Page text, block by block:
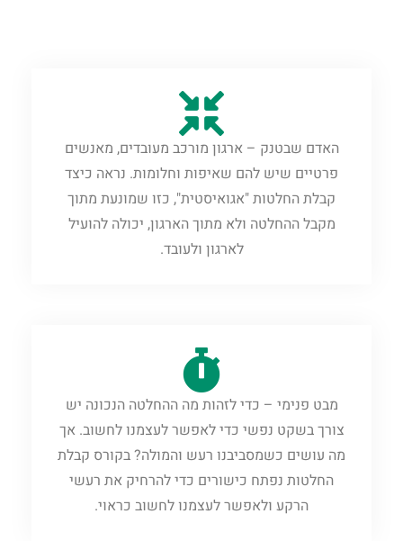
האדם שבטנק – ארגון מורכב מעובדים, מאנשים
פרטיים שיש להם שאיפות וחלומות. נראה כיצד
קבלת החלטות "אגואיסטית", כזו שמונעת מתוך
מקבל ההחלטה ולא מתוך הארגון, יכולה להועיל
לארגון ולעובד.
מבט פנימי – כדי לזהות מה ההחלטה הנכונה יש
צורך בשקט נפשי כדי לאפשר לעצמנו לחשוב. אך
מה עושים כשמסביבנו רעש והמולה? בקורס קבלת
החלטות נפתח כישורים כדי להרחיק את רעשי
הרקע ולאפשר לעצמנו לחשוב כראוי.